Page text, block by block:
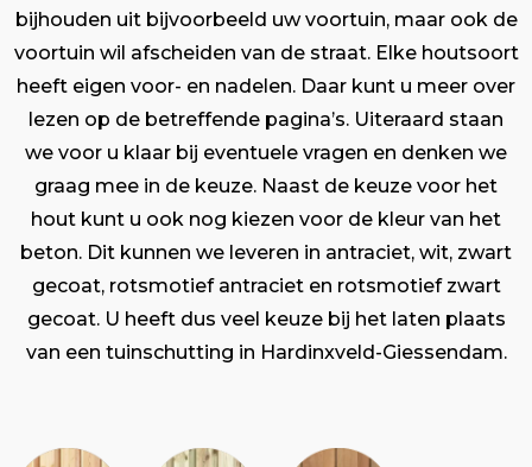
bijhouden uit bijvoorbeeld uw voortuin, maar ook de
voortuin wil afscheiden van de straat. Elke houtsoort
heeft eigen voor- en nadelen. Daar kunt u meer over
lezen op de betreffende pagina’s. Uiteraard staan
we voor u klaar bij eventuele vragen en denken we
graag mee in de keuze. Naast de keuze voor het
hout kunt u ook nog kiezen voor de kleur van het
beton. Dit kunnen we leveren in antraciet, wit, zwart
gecoat, rotsmotief antraciet en rotsmotief zwart
gecoat. U heeft dus veel keuze bij het laten plaats
van een tuinschutting in Hardinxveld-Giessendam.